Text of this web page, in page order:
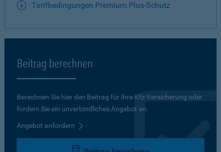
Tarifbedingungen Premium Plus-Schutz
Beitrag berechnen
Berechnen Sie hier den Beitrag für Ihre Kfz-Versicherung oder
fordern Sie ein unverbindliches Angebot an.
Angebot anfordern